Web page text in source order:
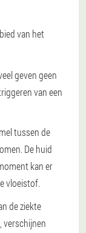
van het
geven geen
van een
tussen de
De huid
kan er
vloeistof.
de ziekte
verschijnen